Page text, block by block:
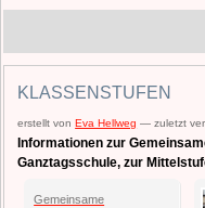
KLASSENSTUFEN
erstellt von Eva Hellweg —zuletzt
Informationen zur
Ganztagsschule, zur
Gemeinsame